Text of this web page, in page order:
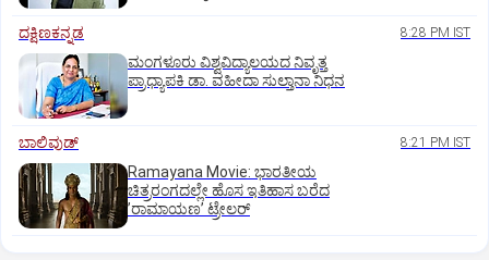
ದಕ್ಷಿಣಕನ್ನಡ 8:28 PM IST
ಮಂಗಳೂರು ವಿಶ್ವವಿದ್ಯಾಲಯದ ನಿವೃತ್ತ
ಪ್ರಾಧ್ಯಾಪಕಿ ಡಾ. ವಹೀದಾ ಸುಲ್ತಾನಾ ನಿಧನ
ಬಾಲಿವುಡ್‌ 8:21 PM IST
Ramayana Movie: ಭಾರತೀಯ
ಚಿತ್ರರಂಗದಲ್ಲೇ ಹೊಸ ಇತಿಹಾಸ ಬರೆದ
ʼರಾಮಾಯಣʼ ಟ್ರೇಲರ್